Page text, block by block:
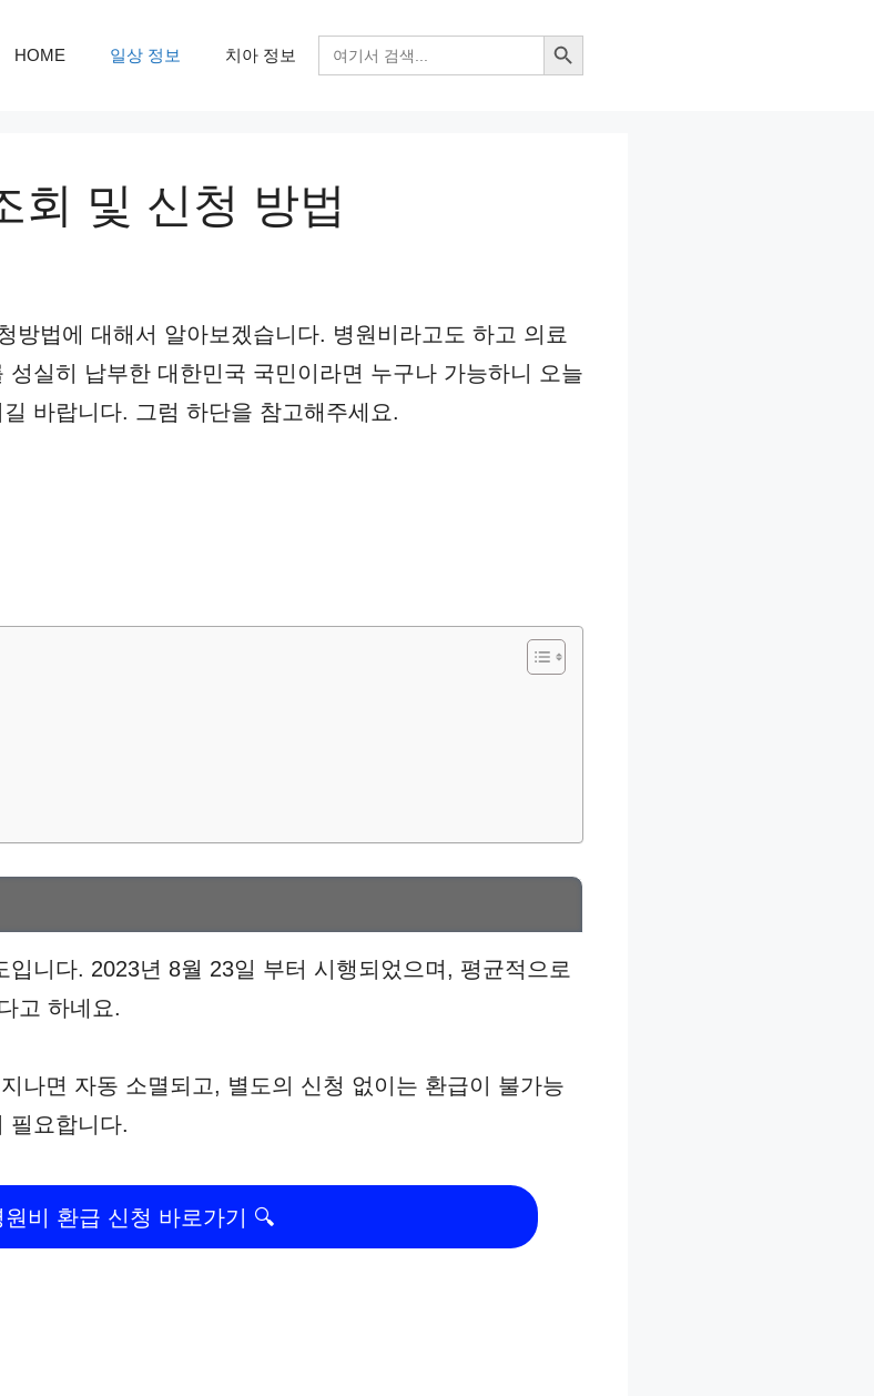
HOME 일상 정보 치아 정보
검
색:
검색 버튼
회 및 신청 방법
방법에 대해서 알아보겠습니다. 병원비라고도 하고 의료
실히 납부한 대한민국 국민이라면 누구나 가능하니 오늘
바랍니다. 그럼 하단을 참고해주세요.
니다. 2023년 8월 23일 부터 시행되었으며, 평균적으로
고 하네요.
나면 자동 소멸되고, 별도의 신청 없이는 환급이 불가능
필요합니다.
원비 환급 신청 바로가기 🔍